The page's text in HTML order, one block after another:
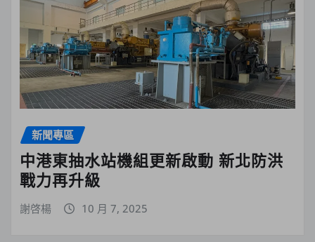
新聞專區
中港東抽水站機組更新啟動 新北防洪
戰力再升級
謝啓楊 10 月 7, 2025